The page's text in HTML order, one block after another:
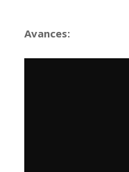
Avances: